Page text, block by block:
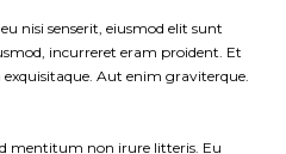
nisi senserit, eiusmod elit sunt
incurreret eram proident. Et
Aut enim graviterque.
mentitum non irure litteris. Eu